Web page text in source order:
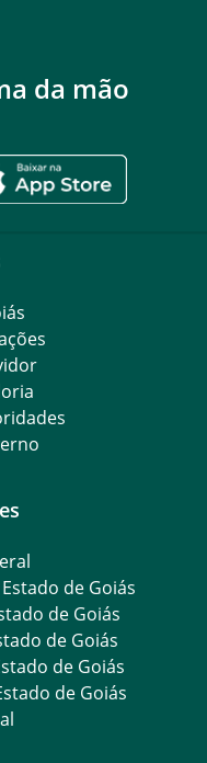
da mão
de Goiás
de Goiás
de Goiás
de Goiás
de Goiás